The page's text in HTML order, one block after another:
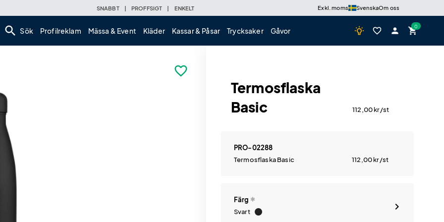
SNABBT | PROFFSIGT | ENKELT Exkl. moms SvenskaOm oss
search Sök Profilreklam Mässa & Event Kläder Kassar & Påsar Trycksaker Gåvor wb_incandescent favorite_border person shopping_cart
favorite_border
Termosflaska
Basic
112,00kr/st
PRO-02288
Termosflaska Basic
112,00kr/st
Färg
Svart